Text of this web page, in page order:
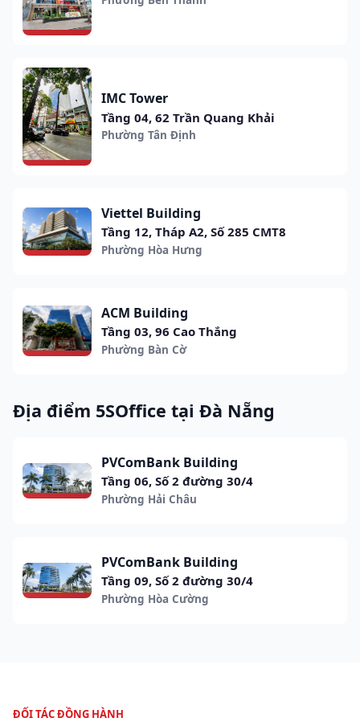
IMC Tower
Tầng 04, 62 Trần Quang Khải
Phường Tân Định
Viettel Building
Tầng 12, Tháp A2, Số 285 CMT8
Phường Hòa Hưng
ACM Building
Tầng 03, 96 Cao Thắng
Phường Bàn Cờ
Địa điểm 5SOffice tại Đà Nẵng
PVComBank Building
Tầng 06, Số 2 đường 30/4
Phường Hải Châu
PVComBank Building
Tầng 09, Số 2 đường 30/4
Phường Hòa Cường
ĐỐI TÁC ĐỒNG HÀNH